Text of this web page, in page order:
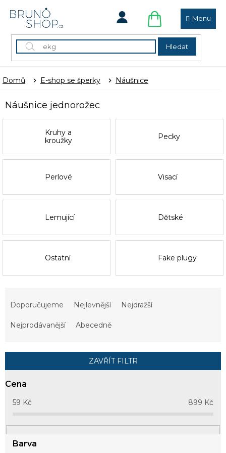
Hledat
NÁKUPNÍ
KOŠÍK
Domů E-shop se šperky Náušnice
Náušnice jednorožec
Kruhy a
kroužky
Pecky
Perlové Visací
Lemující Dětské
Ostatní Fake plugy
r
o
t
ů
Doporučujeme Nejlevnější Nejdražší
Nejprodávanější Abecedně
ZAVŘÍT FILTR
Cena
59 Kč 899 Kč
Barva